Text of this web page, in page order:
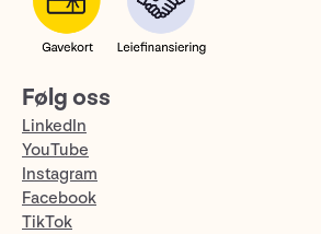
Følg oss
LinkedIn
YouTube
Instagram
Facebook
TikTok